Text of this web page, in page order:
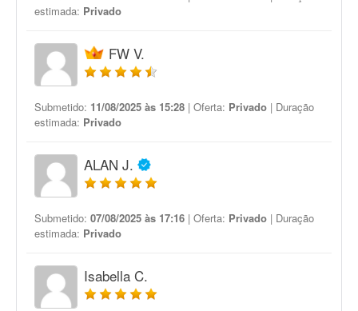
estimada: Privado
FW V.
Submetido: 11/08/2025 às 15:28 | Oferta: Privado | Duração
estimada: Privado
ALAN J.
Submetido: 07/08/2025 às 17:16 | Oferta: Privado | Duração
estimada: Privado
Isabella C.